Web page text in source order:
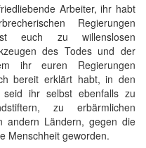
Arbeiter, ihr habt
Regierungen
euch zu willenslosen
des Todes und der
ihr euren Regierungen
bereit erklärt habt, in den
seid ihr selbst ebenfalls zu
zu erbärmlichen
andern Ländern, gegen die
Menschheit geworden.